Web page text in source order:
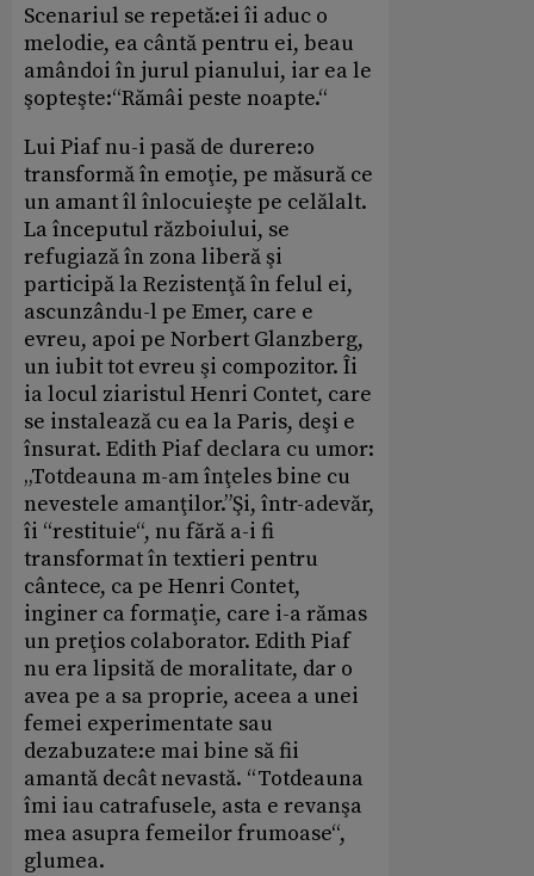
Scenariul se repetă:ei îi aduc o
melodie, ea cântă pentru ei, beau
amândoi în jurul pianului, iar ea le
şopteşte:“Rămâi peste noapte.“
Lui Piaf nu-i pasă de durere:o
transformă în emoţie, pe măsură ce
un amant îl înlocuieşte pe celălalt.
La începutul războiului, se
refugiază în zona liberă şi
participă la Rezistenţă în felul ei,
ascunzându-l pe Emer, care e
evreu, apoi pe Norbert Glanzberg,
un iubit tot evreu şi compozitor. Îi
ia locul ziaristul Henri Contet, care
se instalează cu ea la Paris, deşi e
însurat. Edith Piaf declara cu umor:
„Totdeauna m-am înţeles bine cu
nevestele amanţilor.”Şi, într-adevăr,
îi “restituie“, nu fără a-i fi
transformat în textieri pentru
cântece, ca pe Henri Contet,
inginer ca formaţie, care i-a rămas
un preţios colaborator. Edith Piaf
nu era lipsită de moralitate, dar o
avea pe a sa proprie, aceea a unei
femei experimentate sau
dezabuzate:e mai bine să fii
amantă decât nevastă. “Totdeauna
îmi iau catrafusele, asta e revanşa
mea asupra femeilor frumoase“,
glumea.